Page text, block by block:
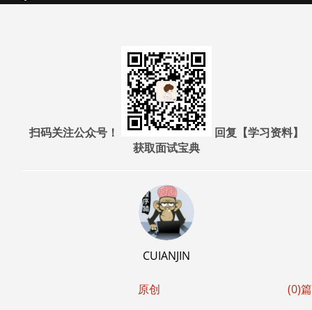
扫码关注公众号！
回复【学习资料】
获取面试宝典
CUIANJIN
原创
(0)篇